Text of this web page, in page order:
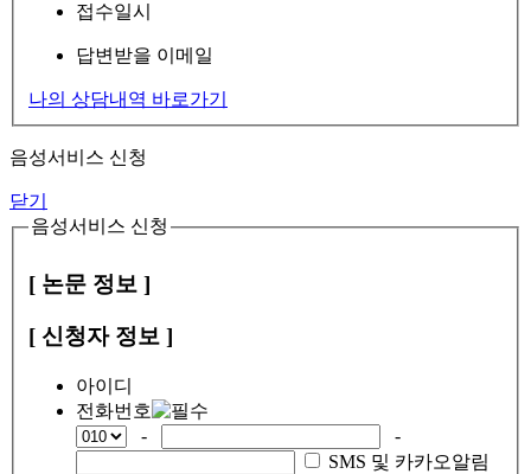
접수일시
답변받을 이메일
나의 상담내역 바로가기
음성서비스 신청
닫기
음성서비스 신청
[ 논문 정보 ]
[ 신청자 정보 ]
아이디
전화번호
-
-
SMS 및 카카오알림